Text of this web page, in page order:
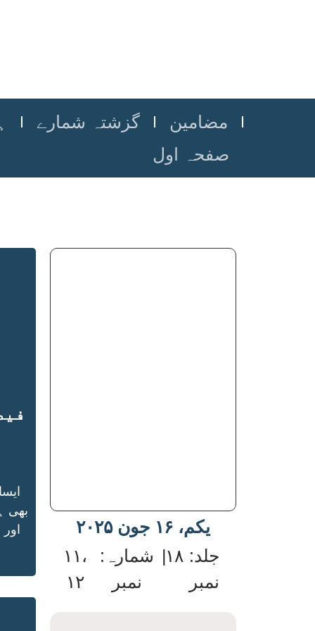
گزشتہ شمارے
مضامین
صفحہ اول
بھی
یکم، ۱۶ جون ۲۰۲۵
۱۱،
۱۲
:شمارہ
نمبر
|۱۸ :جلد
نمبر